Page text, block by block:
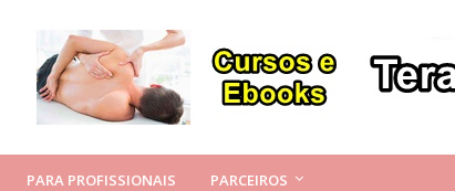
PARA PROFISSIONAIS PARCEIROS